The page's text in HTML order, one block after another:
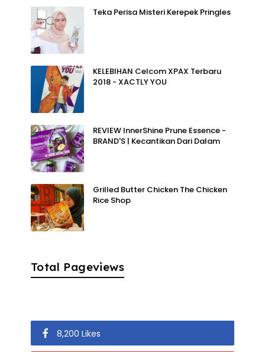
Teka Perisa Misteri Kerepek Pringles
KELEBIHAN Celcom XPAX Terbaru
2018 - XACTLY YOU
REVIEW InnerShine Prune Essence -
BRAND'S | Kecantikan Dari Dalam
Grilled Butter Chicken The Chicken
Rice Shop
Total Pageviews
8,200 Likes